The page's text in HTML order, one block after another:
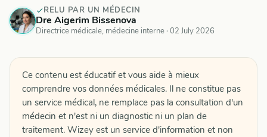
RELU PAR UN MÉDECIN
Dre Aigerim Bissenova
Directrice médicale, médecine interne · 02 July 2026
Ce contenu est éducatif et vous aide à mieux
comprendre vos données médicales. Il ne constitue pas
un service médical, ne remplace pas la consultation d'un
médecin et n'est ni un diagnostic ni un plan de
traitement. Wizey est un service d'information et non